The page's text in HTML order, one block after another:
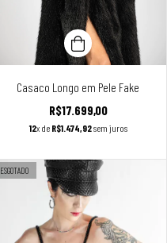
Casaco Longo em Pele Fake
R$17.699,00
12x de R$1.474,92sem juros
ESGOTADO